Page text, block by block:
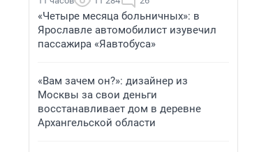
«Четыре месяца больничных»: в
Ярославле автомобилист изувечил
пассажира «Яавтобуса»
«Вам зачем он?»: дизайнер из
Москвы за свои деньги
восстанавливает дом в деревне
Архангельской области